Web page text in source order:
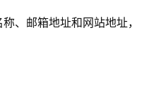
、邮箱地址和网站地址，